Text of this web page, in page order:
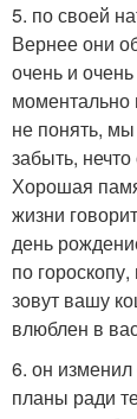
5. по своей
Вернее они
очень и
моментально
не понять,
забыть,
Хорошая
жизни
день
по
зовут вашу
влюблен в
6. он
планы ради